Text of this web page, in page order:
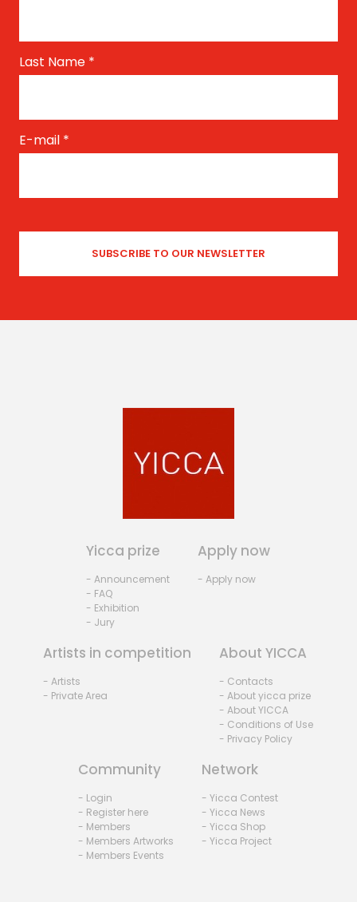
Last Name *
E-mail *
Yicca prize
- Announcement
- FAQ
- Exhibition
- Jury
Apply now
- Apply now
Artists in competition
- Artists
- Private Area
About YICCA
- Contacts
- About yicca prize
- About YICCA
- Conditions of Use
- Privacy Policy
Community
- Login
- Register here
- Members
- Members Artworks
- Members Events
Network
- Yicca Contest
- Yicca News
- Yicca Shop
- Yicca Project